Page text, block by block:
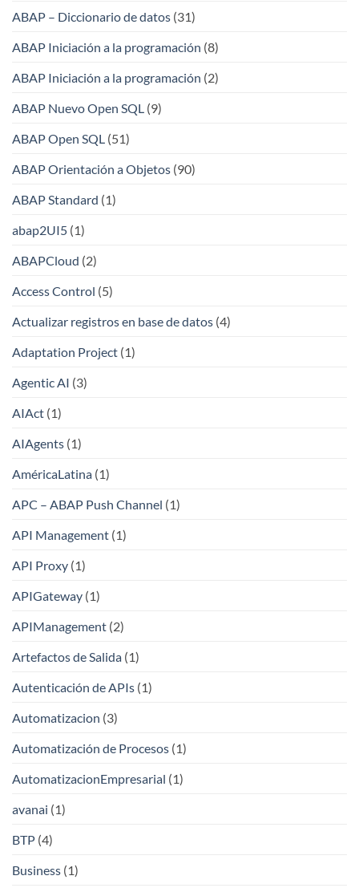
ABAP – Diccionario de datos (31)
ABAP Iniciación a la programación (8)
ABAP Iniciación a la programación (2)
ABAP Nuevo Open SQL (9)
ABAP Open SQL (51)
ABAP Orientación a Objetos (90)
ABAP Standard (1)
abap2UI5 (1)
ABAPCloud (2)
Access Control (5)
Actualizar registros en base de datos (4)
Adaptation Project (1)
Agentic AI (3)
AIAct (1)
AIAgents (1)
AméricaLatina (1)
APC – ABAP Push Channel (1)
API Management (1)
API Proxy (1)
APIGateway (1)
APIManagement (2)
Artefactos de Salida (1)
Autenticación de APIs (1)
Automatizacion (3)
Automatización de Procesos (1)
AutomatizacionEmpresarial (1)
avanai (1)
BTP (4)
Business (1)